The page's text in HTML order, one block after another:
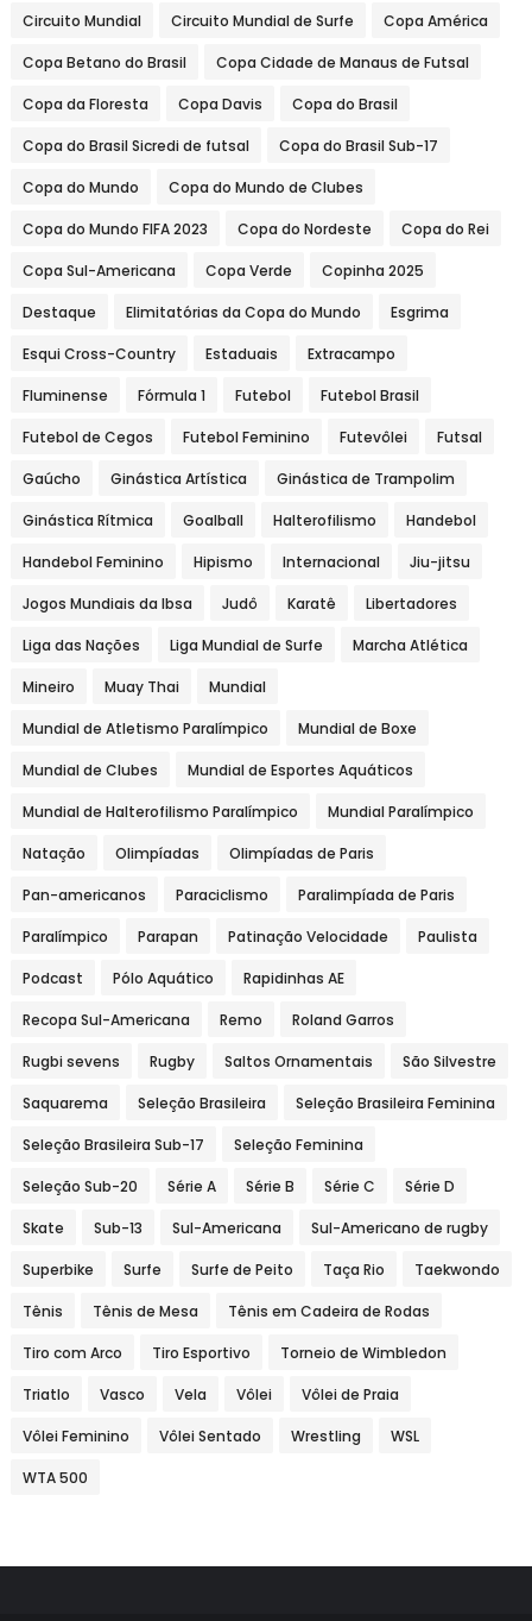
Circuito Mundial Circuito Mundial de Surfe Copa América
Copa Betano do Brasil Copa Cidade de Manaus de Futsal
Copa da Floresta Copa Davis Copa do Brasil
Copa do Brasil Sicredi de futsal Copa do Brasil Sub-17
Copa do Mundo Copa do Mundo de Clubes
Copa do Mundo FIFA 2023 Copa do Nordeste Copa do Rei
Copa Sul-Americana Copa Verde Copinha 2025
Destaque Elimitatórias da Copa do Mundo Esgrima
Esqui Cross-Country Estaduais Extracampo
Fluminense Fórmula 1 Futebol Futebol Brasil
Futebol de Cegos Futebol Feminino Futevôlei Futsal
Gaúcho Ginástica Artística Ginástica de Trampolim
Ginástica Rítmica Goalball Halterofilismo Handebol
Handebol Feminino Hipismo Internacional Jiu-jitsu
Jogos Mundiais da Ibsa Judô Karatê Libertadores
Liga das Nações Liga Mundial de Surfe Marcha Atlética
Mineiro Muay Thai Mundial
Mundial de Atletismo Paralímpico Mundial de Boxe
Mundial de Clubes Mundial de Esportes Aquáticos
Mundial de Halterofilismo Paralímpico Mundial Paralímpico
Natação Olimpíadas Olimpíadas de Paris
Pan-americanos Paraciclismo Paralimpíada de Paris
Paralímpico Parapan Patinação Velocidade Paulista
Podcast Pólo Aquático Rapidinhas AE
Recopa Sul-Americana Remo Roland Garros
Rugbi sevens Rugby Saltos Ornamentais São Silvestre
Saquarema Seleção Brasileira Seleção Brasileira Feminina
Seleção Brasileira Sub-17 Seleção Feminina
Seleção Sub-20 Série A Série B Série C Série D
Skate Sub-13 Sul-Americana Sul-Americano de rugby
Superbike Surfe Surfe de Peito Taça Rio Taekwondo
Tênis Tênis de Mesa Tênis em Cadeira de Rodas
Tiro com Arco Tiro Esportivo Torneio de Wimbledon
Triatlo Vasco Vela Vôlei Vôlei de Praia
Vôlei Feminino Vôlei Sentado Wrestling WSL
WTA 500